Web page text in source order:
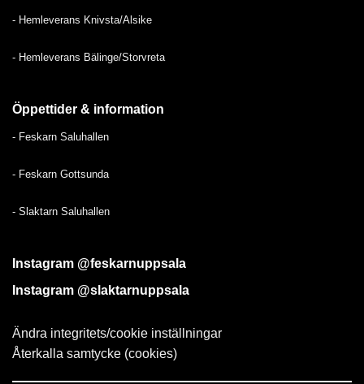
- Hemleverans Knivsta/Alsike
- Hemleverans Bälinge/Storvreta
Öppettider & information
- Feskarn Saluhallen
- Feskarn Gottsunda
- Slaktarn Saluhallen
Instagram @feskarnuppsala
Instagram @slaktarnuppsala
Ändra integritets/cookie inställningar
Återkalla samtycke (cookies)